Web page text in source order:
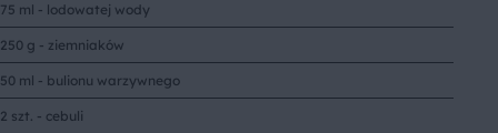
75 ml - lodowatej wody
250 g - ziemniaków
50 ml - bulionu warzywnego
2 szt. - cebuli